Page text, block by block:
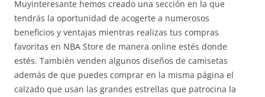
Muyinteresante hemos creado una sección en la que
tendrás la oportunidad de acogerte a numerosos
beneficios y ventajas mientras realizas tus compras
favoritas en NBA Store de manera online estés donde
estés. También venden algunos diseños de camisetas
además de que puedes comprar en la misma página el
calzado que usan las grandes estrellas que patrocina la